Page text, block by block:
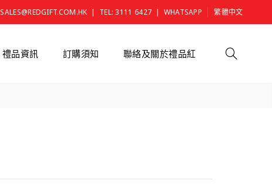
SALES@REDGIFT.COM.HK | TEL: 3111 6427 | WHATSAPP 繁體中文
禮品資訊 訂購須知 聯絡及關於禮品紅